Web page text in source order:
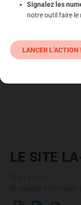
LE SITE
Signalez les
notre outil faire le
LANCER L’ACTION !